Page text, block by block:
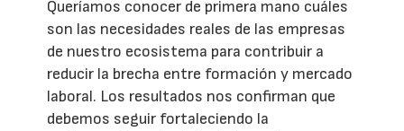
Queríamos conocer de primera mano cuáles
son las necesidades reales de las empresas
de nuestro ecosistema para contribuir a
reducir la brecha entre formación y mercado
laboral. Los resultados nos confirman que
debemos seguir fortaleciendo la